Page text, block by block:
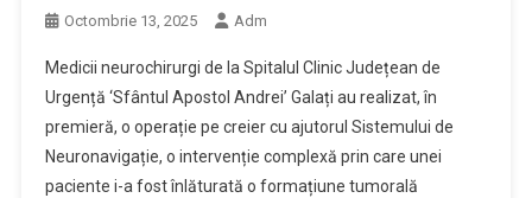
Octombrie 13, 2025 Adm
Medicii neurochirurgi de la Spitalul Clinic Județean de
Urgență ‘Sfântul Apostol Andrei’ Galați au realizat, în
premieră, o operație pe creier cu ajutorul Sistemului de
Neuronavigație, o intervenție complexă prin care unei
paciente i-a fost înlăturată o formațiune tumorală